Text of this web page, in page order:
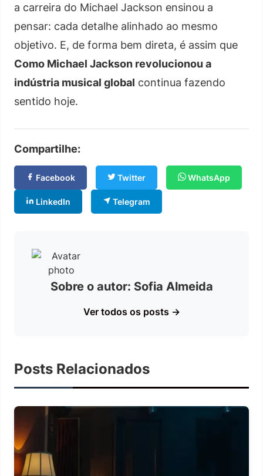
a carreira do Michael Jackson ensinou a
pensar: cada detalhe alinhado ao mesmo
objetivo. E, de forma bem direta, é assim que
Como Michael Jackson revolucionou a
indústria musical global continua fazendo
sentido hoje.
Compartilhe:
Facebook Twitter WhatsApp
LinkedIn Telegram
Sobre o autor: Sofia Almeida
Ver todos os posts →
Posts Relacionados